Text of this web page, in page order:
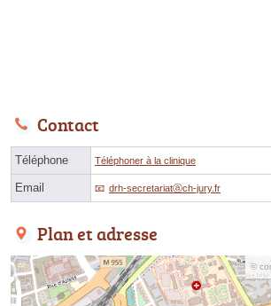
Contact
Téléphone Téléphoner à la clinique
Email drh-secretariatⓐch-jury.fr
Plan et adresse
©